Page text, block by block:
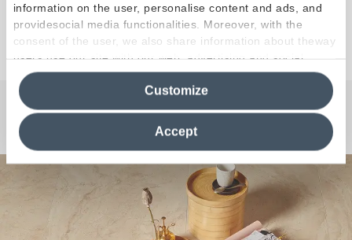
information on the user, personalise content and ads, and
providesocial media functionalities. Moreover, with the
consent of the user, we also share information about theway
users use our site with our web, advertising and social
media analytics partners, who may combine itwith other
information in their possession. By closing this banner,
clicking on "Reject", it will be possible tocontinue browsing
the site after installing only technical cookies. For more
information see the
Cookie Policy
Accept
Customize
Descubra la colección
¿Curiosidades o Preguntas?